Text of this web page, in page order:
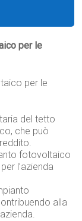
per le
per le
del tetto
che può
fotovoltaico
l’azienda
alla